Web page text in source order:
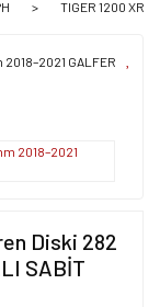
TIGER 1200 XRT
Diski 282
SABİT